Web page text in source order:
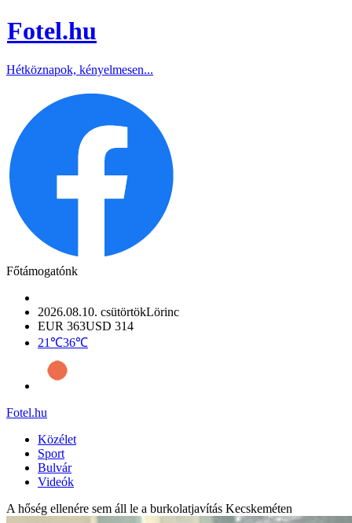
Fotel.hu
Hétköznapok, kényelmesen...
Főtámogatónk
2026.08.10. csütörtökLörinc
EUR 363USD 314
21℃36℃
Fotel.hu
Közélet
Sport
Bulvár
Videók
A hőség ellenére sem áll le a burkolatjavítás Kecskeméten